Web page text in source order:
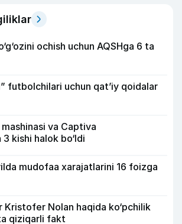
ochish uchun AQSHga 6 ta
futbolchilari uchun qat’iy qoidalar
va Captiva
3 kishi halok bo‘ldi
mudofaa xarajatlarini 16 foizga
Kristofer Nolan haqida ko‘pchilik
qiziqarli fakt